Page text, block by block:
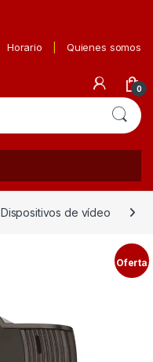
Horario Quienes somos
0
Dispositivos de vídeo
Oferta